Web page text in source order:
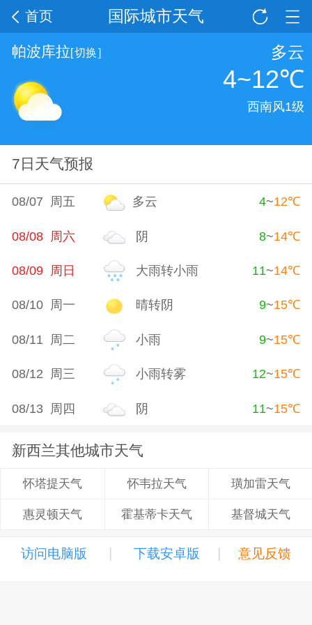
国际城市天气
首页
帕波库拉[切换] 多云
4~12℃
西南风1级
7日天气预报
08/07 周五 多云 4~12℃
08/08 周六 阴 8~14℃
08/09 周日 大雨转小雨 11~14℃
08/10 周一 晴转阴 9~15℃
08/11 周二 小雨 9~15℃
08/12 周三 小雨转雾 12~15℃
08/13 周四 阴 11~15℃
新西兰其他城市天气
怀塔提天气 怀韦拉天气 璜加雷天气
惠灵顿天气 霍基蒂卡天气 基督城天气
访问电脑版 | 下载安卓版 | 意见反馈